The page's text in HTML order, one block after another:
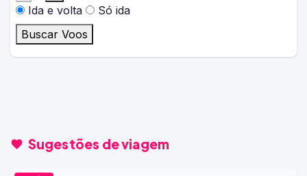
Ida e volta
Só ida
Buscar Voos
Sugestões de viagem